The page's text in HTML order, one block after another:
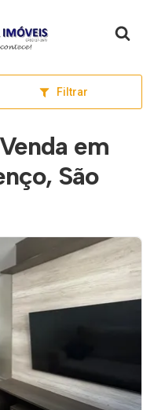
Filtrar
em
São